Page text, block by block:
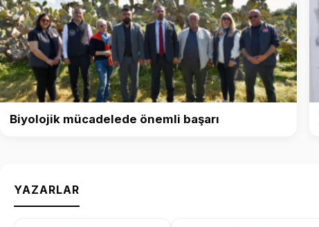
Biyolojik mücadelede önemli başarı
YAZARLAR